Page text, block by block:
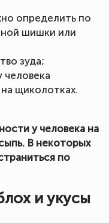
определить по
шишки или
зуда;
человека
щиколотках.
у человека на
В некоторых
по
и укусы